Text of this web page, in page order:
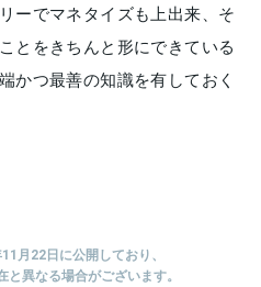
ーでマネタイズも上出来、そ
とをきちんと形にできている
かつ最善の知識を有しておく
月22日に公開しており、
異なる場合がございます。